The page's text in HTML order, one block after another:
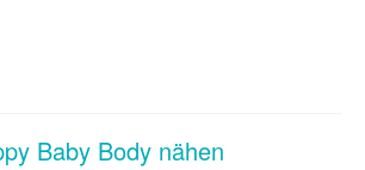
Baby Body nähen